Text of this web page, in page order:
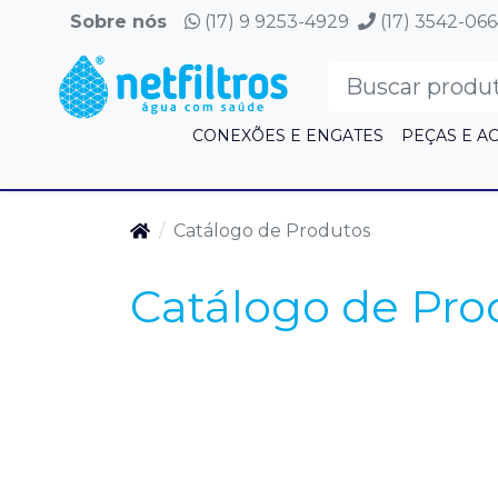
Sobre nós (17) 9 9253-4929 (17) 3542-
CONEXÕES E ENGATES
PEÇAS E
Catálogo de Produtos
Catálogo de